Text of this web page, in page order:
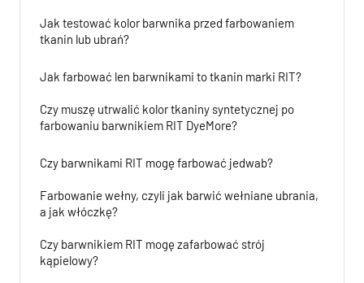
Jak testować kolor barwnika przed farbowaniem
tkanin lub ubrań?
Jak farbować len barwnikami to tkanin marki RIT?
Czy muszę utrwalić kolor tkaniny syntetycznej po
farbowaniu barwnikiem RIT DyeMore?
Czy barwnikami RIT mogę farbować jedwab?
Farbowanie wełny, czyli jak barwić wełniane ubrania,
a jak włóczkę?
Czy barwnikiem RIT mogę zafarbować strój
kąpielowy?